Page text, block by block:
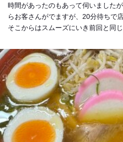
時間があったのもあって伺いました
らお客さんがでますが、20分待ちで店
そこからはスムーズにいき前回と同じ